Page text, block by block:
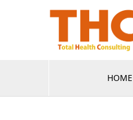
HOME